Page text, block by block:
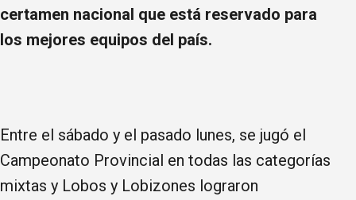
certamen nacional que está reservado para
los mejores equipos del país.
Entre el sábado y el pasado lunes, se jugó el
Campeonato Provincial en todas las categorías
mixtas y Lobos y Lobizones lograron